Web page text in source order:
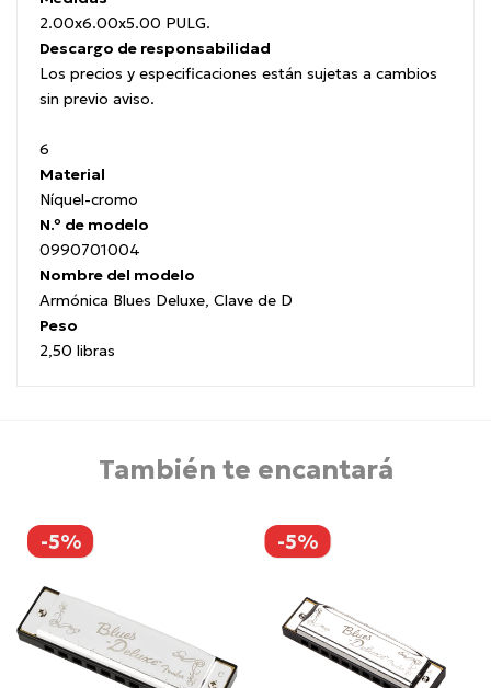
2.00x6.00x5.00 PULG.
Descargo de responsabilidad
Los precios y especificaciones están sujetas a cambios
sin previo aviso.
6
Material
Níquel-cromo
N.º de modelo
0990701004
Nombre del modelo
Armónica Blues Deluxe, Clave de D
Peso
2,50 libras
También te encantará
-5% -5%